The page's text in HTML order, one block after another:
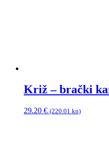
Križ – brački
29.20 € (220.01 kn)